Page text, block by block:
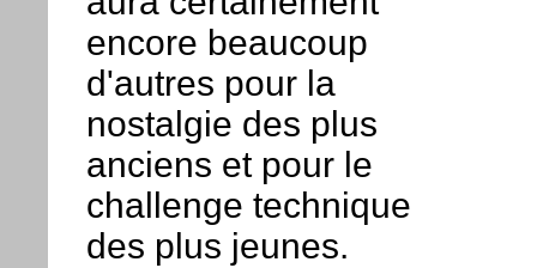
encore beaucoup
d'autres pour la
nostalgie des plus
anciens et pour le
challenge technique
des plus jeunes.